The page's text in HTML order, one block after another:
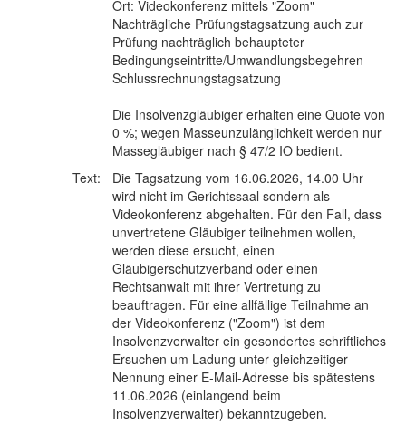
Ort: Videokonferenz mittels "Zoom"
Nachträgliche Prüfungstagsatzung auch zur
Prüfung nachträglich behaupteter
Bedingungseintritte/Umwandlungsbegehren
Schlussrechnungstagsatzung
Die Insolvenzgläubiger erhalten eine Quote von
0 %; wegen Masseunzulänglichkeit werden nur
Massegläubiger nach § 47/2 IO bedient.
Text:
Die Tagsatzung vom 16.06.2026, 14.00 Uhr
wird nicht im Gerichtssaal sondern als
Videokonferenz abgehalten. Für den Fall, dass
unvertretene Gläubiger teilnehmen wollen,
werden diese ersucht, einen
Gläubigerschutzverband oder einen
Rechtsanwalt mit ihrer Vertretung zu
beauftragen. Für eine allfällige Teilnahme an
der Videokonferenz ("Zoom") ist dem
Insolvenzverwalter ein gesondertes schriftliches
Ersuchen um Ladung unter gleichzeitiger
Nennung einer E-Mail-Adresse bis spätestens
11.06.2026 (einlangend beim
Insolvenzverwalter) bekanntzugeben.